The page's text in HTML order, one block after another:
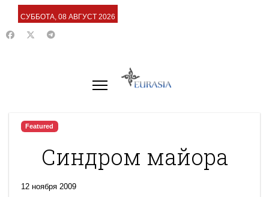
СУББОТА, 08 АВГУСТ 2026
Featured
Синдром майора
12 ноября 2009